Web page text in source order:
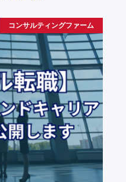
コンサルティングファーム